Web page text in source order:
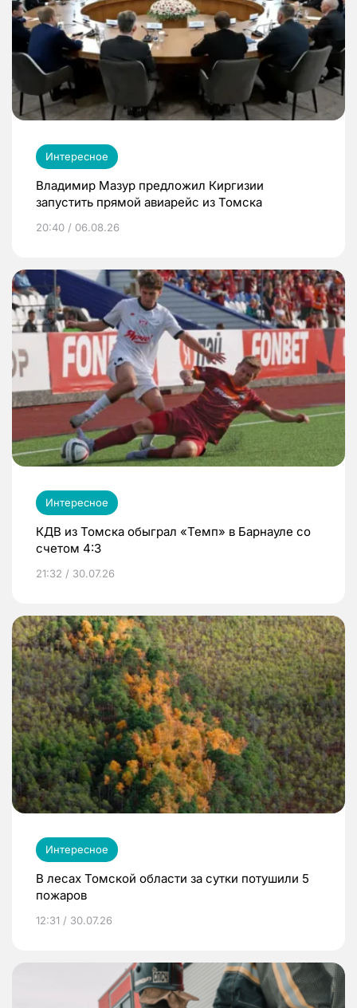
Интересное
Владимир Мазур предложил Киргизии
запустить прямой авиарейс из Томска
20:40 / 06.08.26
Интересное
КДВ из Томска обыграл «Темп» в Барнауле со
счетом 4:3
21:32 / 30.07.26
Интересное
В лесах Томской области за сутки потушили 5
пожаров
12:31 / 30.07.26